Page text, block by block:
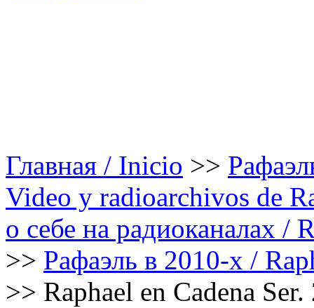
Главная / Inicio >>
Video y radioarchivos de
о себе на радиоканалах /
>> Рафаэль в 2010-х /
>> Raphael en Cadena